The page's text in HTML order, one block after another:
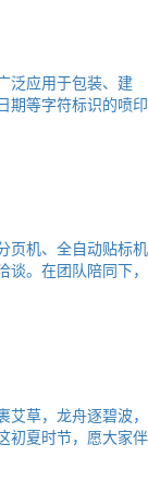
泛应用于包装、建
期等字符标识的喷印
页机、全自动贴标机
。在团队陪同下，
草，龙舟逐碧波，
初夏时节，愿大家伴